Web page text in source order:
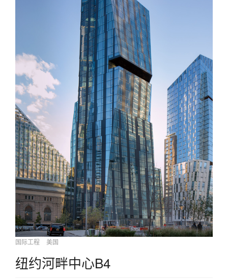
国际工程 美国
纽约河畔中心B4